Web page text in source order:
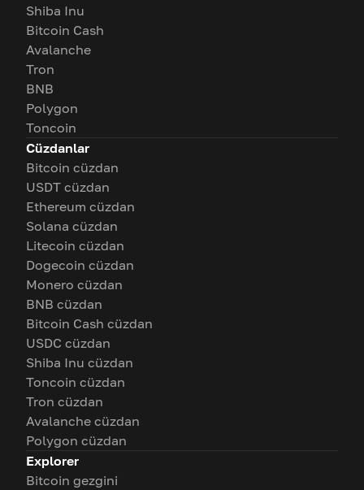
Shiba Inu
Bitcoin Cash
Avalanche
Tron
BNB
Polygon
Toncoin
Cüzdanlar
Bitcoin cüzdan
USDT cüzdan
Ethereum cüzdan
Solana cüzdan
Litecoin cüzdan
Dogecoin cüzdan
Monero cüzdan
BNB cüzdan
Bitcoin Cash cüzdan
USDC cüzdan
Shiba Inu cüzdan
Toncoin cüzdan
Tron cüzdan
Avalanche cüzdan
Polygon cüzdan
Explorer
Bitcoin gezgini